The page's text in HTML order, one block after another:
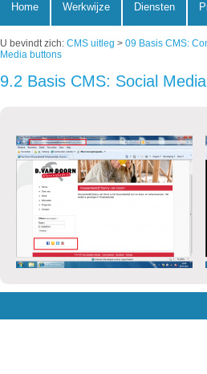
U bevindt zich: CMS uitleg > 09 Basis CMS:
Media buttons
9.2 Basis CMS: Social
Home Werkwijze Diensten